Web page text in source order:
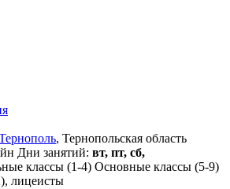
, Тернопольская область
Дни занятий: вт, пт, сб,
классы (1-4) Основные классы (5-9)
лицеисты